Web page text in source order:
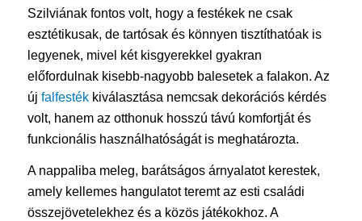
Szilviának fontos volt, hogy a festékek ne csak
esztétikusak, de tartósak és könnyen tisztíthatóak is
legyenek, mivel két kisgyerekkel gyakran
előfordulnak kisebb-nagyobb balesetek a falakon. Az
új falfestékkiválasztása nemcsak dekorációs kérdés
volt, hanem az otthonuk hosszú távú komfortját és
funkcionális használhatóságát is meghatározta.
A nappaliba meleg, barátságos árnyalatot kerestek,
amely kellemes hangulatot teremt az esti családi
összejövetelekhez és a közös játékokhoz. A